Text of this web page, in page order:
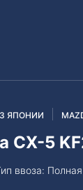
ЯПОНИИ
CX-5
ввоза: